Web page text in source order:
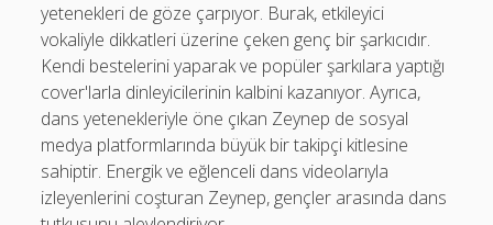
yetenekleri de göze çarpıyor. Burak, etkileyici
vokaliyle dikkatleri üzerine çeken genç bir şarkıcıdır.
Kendi bestelerini yaparak ve popüler şarkılara yaptığı
cover'larla dinleyicilerinin kalbini kazanıyor. Ayrıca,
dans yetenekleriyle öne çıkan Zeynep de sosyal
medya platformlarında büyük bir takipçi kitlesine
sahiptir. Energik ve eğlenceli dans videolarıyla
izleyenlerini coşturan Zeynep, gençler arasında dans